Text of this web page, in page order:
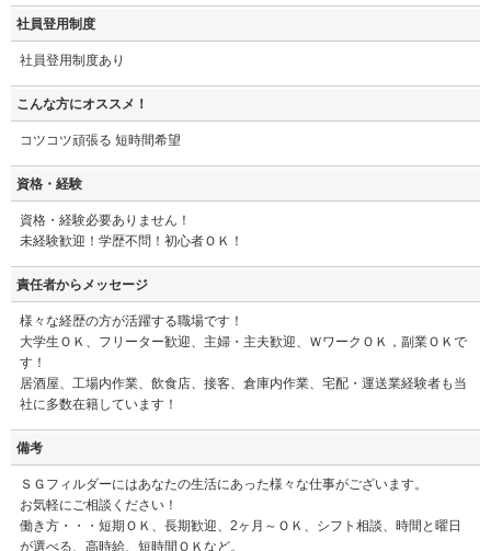
社員登用制度
社員登用制度あり
こんな方にオススメ！
コツコツ頑張る 短時間希望
資格・経験
資格・経験必要ありません！
未経験歓迎！学歴不問！初心者ＯＫ！
責任者からメッセージ
様々な経歴の方が活躍する職場です！
大学生ＯＫ、フリーター歓迎、主婦・主夫歓迎、ＷワークＯＫ，副業ＯＫで
す！
居酒屋、工場内作業、飲食店、接客、倉庫内作業、宅配・運送業経験者も当
社に多数在籍しています！
備考
ＳＧフィルダーにはあなたの生活にあった様々な仕事がございます。
お気軽にご相談ください！
働き方・・・短期ＯＫ、長期歓迎、2ヶ月～ＯＫ、シフト相談、時間と曜日
が選べる、高時給、短時間ＯＫなど。